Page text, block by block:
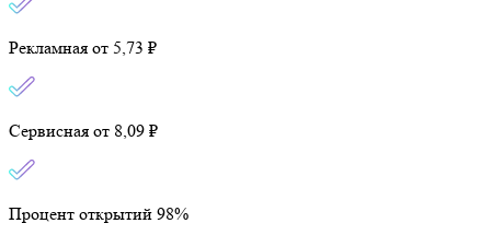
Рекламная от 5,73 ₽
Сервисная от 8,09 ₽
Процент открытий 98%